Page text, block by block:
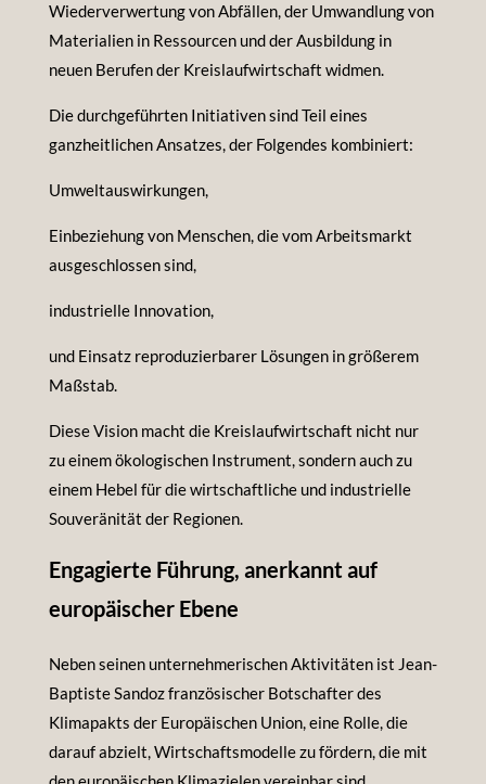
Wiederverwertung von Abfällen, der Umwandlung von
Materialien in Ressourcen und der Ausbildung in
neuen Berufen der Kreislaufwirtschaft widmen.
Die durchgeführten Initiativen sind Teil eines
ganzheitlichen Ansatzes, der Folgendes kombiniert:
Umweltauswirkungen,
Einbeziehung von Menschen, die vom Arbeitsmarkt
ausgeschlossen sind,
industrielle Innovation,
und Einsatz reproduzierbarer Lösungen in größerem
Maßstab.
Diese Vision macht die Kreislaufwirtschaft nicht nur
zu einem ökologischen Instrument, sondern auch zu
einem Hebel für die wirtschaftliche und industrielle
Souveränität der Regionen.
Engagierte Führung, anerkannt auf
europäischer Ebene
Neben seinen unternehmerischen Aktivitäten ist Jean-
Baptiste Sandoz französischer Botschafter des
Klimapakts der Europäischen Union, eine Rolle, die
darauf abzielt, Wirtschaftsmodelle zu fördern, die mit